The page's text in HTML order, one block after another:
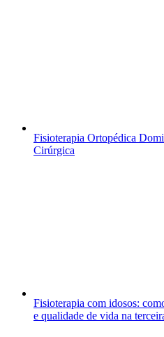
Fisioterapia Ortopédica
Cirúrgica
Fisioterapia com idosos:
e qualidade de vida na